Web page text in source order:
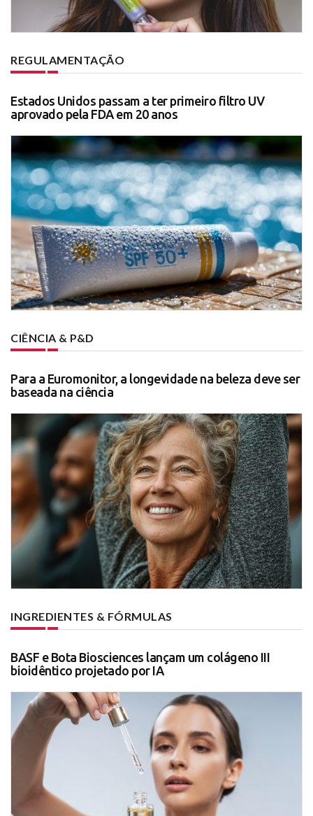
REGULAMENTAÇÃO
Estados Unidos passam a ter primeiro filtro UV
aprovado pela FDA em 20 anos
CIÊNCIA & P&D
Para a Euromonitor, a longevidade na beleza deve ser
baseada na ciência
INGREDIENTES & FÓRMULAS
BASF e Bota Biosciences lançam um colágeno III
bioidêntico projetado por IA